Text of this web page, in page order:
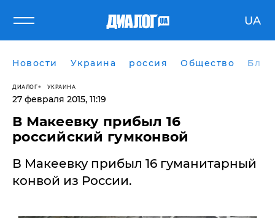
UA
Новости Украина россия Общество
ДИАЛОГ УКРАИНА
27 февраля 2015, 11:19
В Макеевку прибыл 16
российский гумконвой
​В Макеевку прибыл 16 гуманитарный
конвой из России.